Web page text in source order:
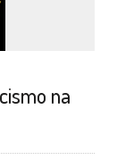
na